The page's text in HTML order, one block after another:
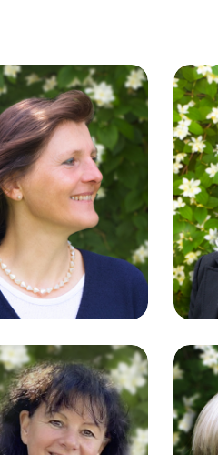
Karin
Albrecht
Vertragsbearbeitung